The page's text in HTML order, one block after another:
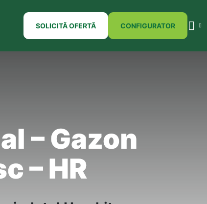
SOLICITĂ OFERTĂ CONFIGURATOR
– Gazon
– HR